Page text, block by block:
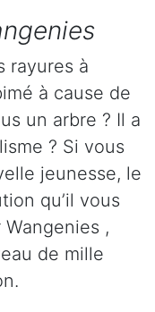
rayures à
à cause de
un arbre ? Il a
? Si vous
jeunesse, le
qu’il vous
,
de mille